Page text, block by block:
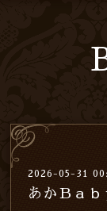
2026-05-31
あかＢａｂ